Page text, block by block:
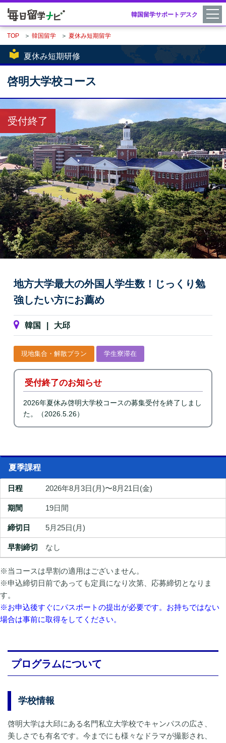
韓国留学サポートデスク
TOP ＞ 韓国留学 ＞ 夏休み短期留学
local_library 夏休み短期研修
啓明大学校コース
受付終了
地方大学最大の外国人学生数！じっくり勉
強したい方にお薦め
韓国 大邱
現地集合・解散プラン 学生寮滞在
受付終了のお知らせ
2026年夏休み啓明大学校コースの募集受付を終了しまし
た。（2026.5.26）
夏季課程
2026年8月3日(月)〜8月21日(金)
19日間
5月25日(月)
なし
※当コースは早割の適用はございません。
※申込締切日前であっても定員になり次第、応募締切となりま
す。
※お申込後すぐにパスポートの提出が必要です。お持ちではない
場合は事前に取得をしてください。
プログラムについて
学校情報
啓明大学は大邱にある名門私立大学校でキャンパスの広さ、
美しさでも有名です。今までにも様々なドラマが撮影され、